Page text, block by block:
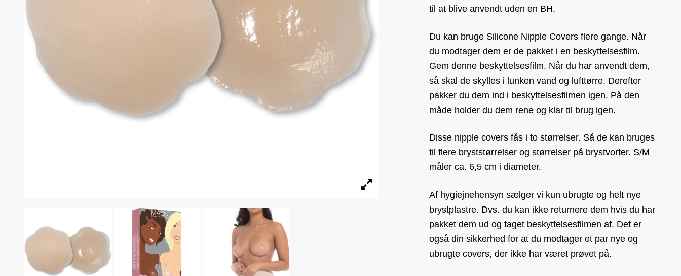
til at blive anvendt uden en BH.
Du kan bruge Silicone Nipple Covers flere gange. Når
du modtager dem er de pakket i en beskyttelsesfilm.
Gem denne beskyttelsesfilm. Når du har anvendt dem,
så skal de skylles i lunken vand og lufttørre. Derefter
pakker du dem ind i beskyttelsesfilmen igen. På den
måde holder du dem rene og klar til brug igen.
Disse nipple covers fås i to størrelser. Så de kan bruges
til flere bryststørrelser og størrelser på brystvorter. S/M
måler ca. 6,5 cm i diameter.
Af hygiejnehensyn sælger vi kun ubrugte og helt nye
brystplastre. Dvs. du kan ikke returnere dem hvis du har
pakket dem ud og taget beskyttelsesfilmen af. Det er
også din sikkerhed for at du modtager et par nye og
ubrugte covers, der ikke har været prøvet på.